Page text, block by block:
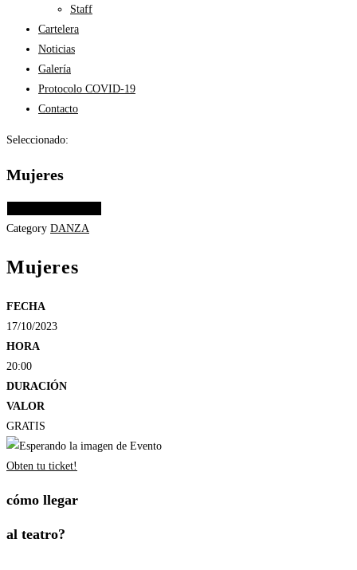
Staff
Cartelera
Noticias
Galería
Protocolo COVID-19
Contacto
Seleccionado:
Mujeres
Category DANZA
Mujeres
FECHA
17/10/2023
HORA
20:00
DURACIÓN
VALOR
GRATIS
Obten tu ticket!
cómo llegar
al teatro?